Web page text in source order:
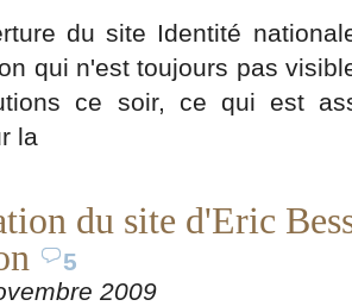
du site Identité
qui n'est toujours pas
ce soir, ce qui est
la
du site d'Eric
5
2009